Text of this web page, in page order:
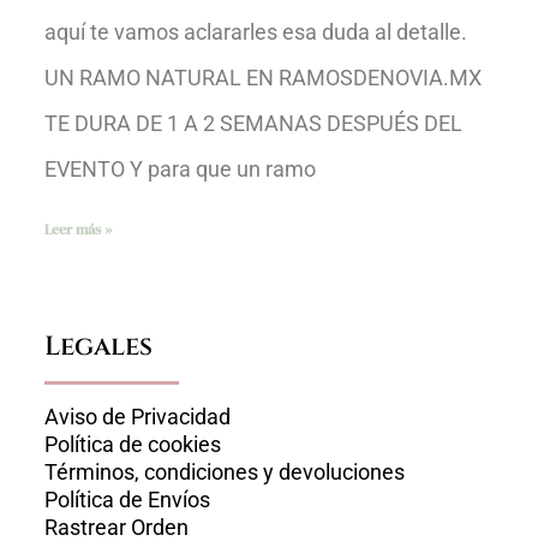
aquí te vamos aclararles esa duda al detalle.
UN RAMO NATURAL EN RAMOSDENOVIA.MX
TE DURA DE 1 A 2 SEMANAS DESPUÉS DEL
EVENTO Y para que un ramo
Leer más »
Legales
Aviso de Privacidad
Política de cookies
Términos, condiciones y devoluciones
Política de Envíos
Rastrear Orden